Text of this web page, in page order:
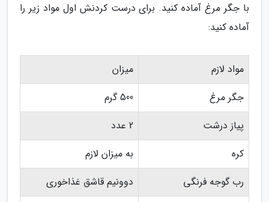
با جگر مرغ آماده کنید. برای درست کردنش اول مواد زیر را
آماده کنید:
مواد لازم
میزان
جگر مرغ
500 گرم
پیاز درشت
2 عدد
کره
به میزان لازم
رب گوجه فرنگی
دوونیم قاشق غذاخوری